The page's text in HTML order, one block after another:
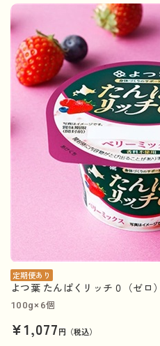
定期便あり
よつ葉 たんぱくリッチ０（ゼ
100g×6個
¥1,077円（税込）